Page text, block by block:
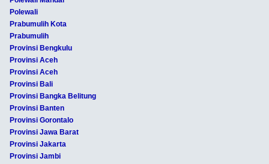
Polewali
Prabumulih Kota
Prabumulih
Provinsi Bengkulu
Provinsi Aceh
Provinsi Aceh
Provinsi Bali
Provinsi Bangka Belitung
Provinsi Banten
Provinsi Gorontalo
Provinsi Jawa Barat
Provinsi Jakarta
Provinsi Jambi